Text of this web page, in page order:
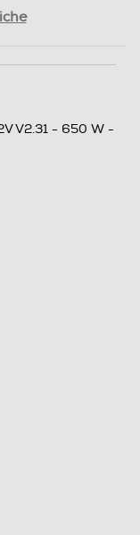
V2.31 - 650 W -